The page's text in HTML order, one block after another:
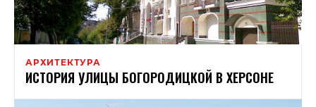
АРХИТЕКТУРА
ИСТОРИЯ УЛИЦЫ БОГОРОДИЦКОЙ В ​​ХЕРСОНЕ